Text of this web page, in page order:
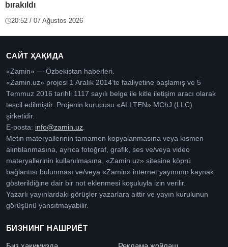
bırakıldı
20:52 / 07 Ağustos 2026
САЙТ ҲАҚИДА
«Zamin» — Özbekistan haberleri.
«Zamin.uz» projesi 1 Aralık 2014’te faaliyetine başlamış ve 5
Temmuz 2016 tarihli 1117 sayılı belge ile kitle iletişim aracı olarak
tescil edilmiştir. Projenin kurucusu «ALLTEN» MChJ (LLC)
şirketidir.
E-posta: info@zamin.uz.
Metin materyallerinin tamamen kopyalanmasına veya kısmen
alıntılanmasına, ayrıca fotoğraf, grafik, ses ve/veya video
materyallerinin kullanılmasına, «Zamin.uz» sitesine köprü
bağlantısı bulunması ve/veya «Zamin» internet yayınının kaynak
gösterildiğine dair bir not eklenmesi koşuluyla izin verilir.
Yazarlı yayınlardaki görüşler yazarlara aittir ve yayın kurulunun
görüşünü yansıtmayabilir.
БИЗНИНГ НАШРИЁТ